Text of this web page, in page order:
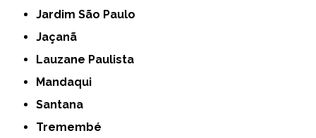
Jardim São Paulo
Jaçanã
Lauzane Paulista
Mandaqui
Santana
Tremembé